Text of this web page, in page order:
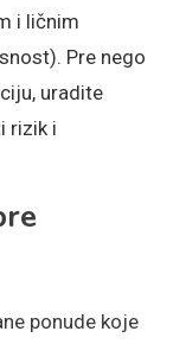
i ličnim
Pre nego
uradite
rizik i
ponude koje